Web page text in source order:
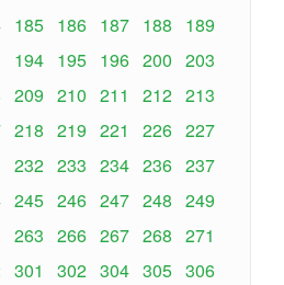
185 186 187 188
189
194 195 196 200 203
209 210 211 212 213
218 219 221 226 227
232 233 234 236 237
245 246 247 248 249
263 266 267 268 271
301 302 304 305 306